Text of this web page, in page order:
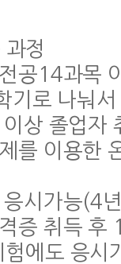
정
공14과목
기로 나눠서
상 졸업자
를 이용한
시가능(4
증 취득
에도 응시